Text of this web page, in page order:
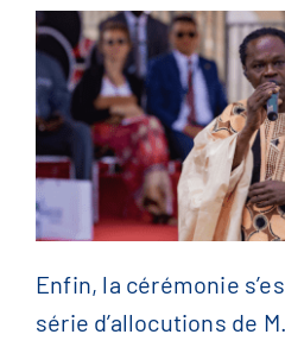
Enfin, la cérémonie
série d’allocutions de